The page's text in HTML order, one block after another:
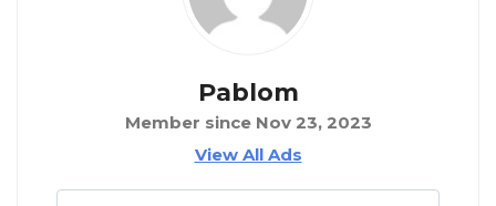
Pablom
Member since Nov 23, 2023
View All Ads